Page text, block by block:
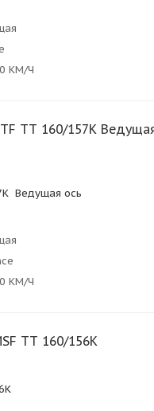
КМ/Ч
157K Ведущая
Ведущая ось
КМ/Ч
TT 160/156K